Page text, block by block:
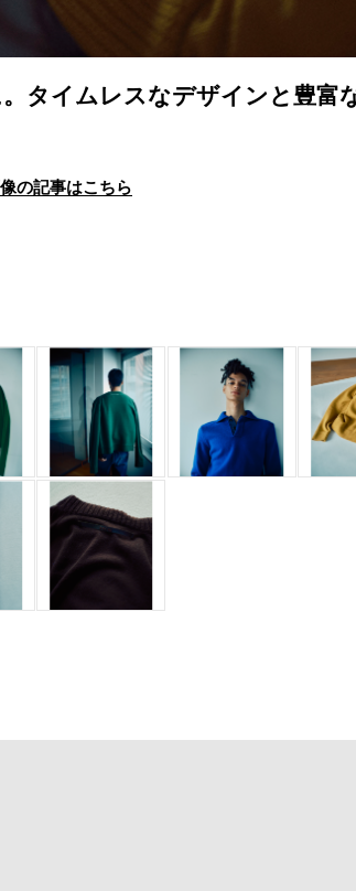
タイムレスなデザインと豊富
の記事はこちら